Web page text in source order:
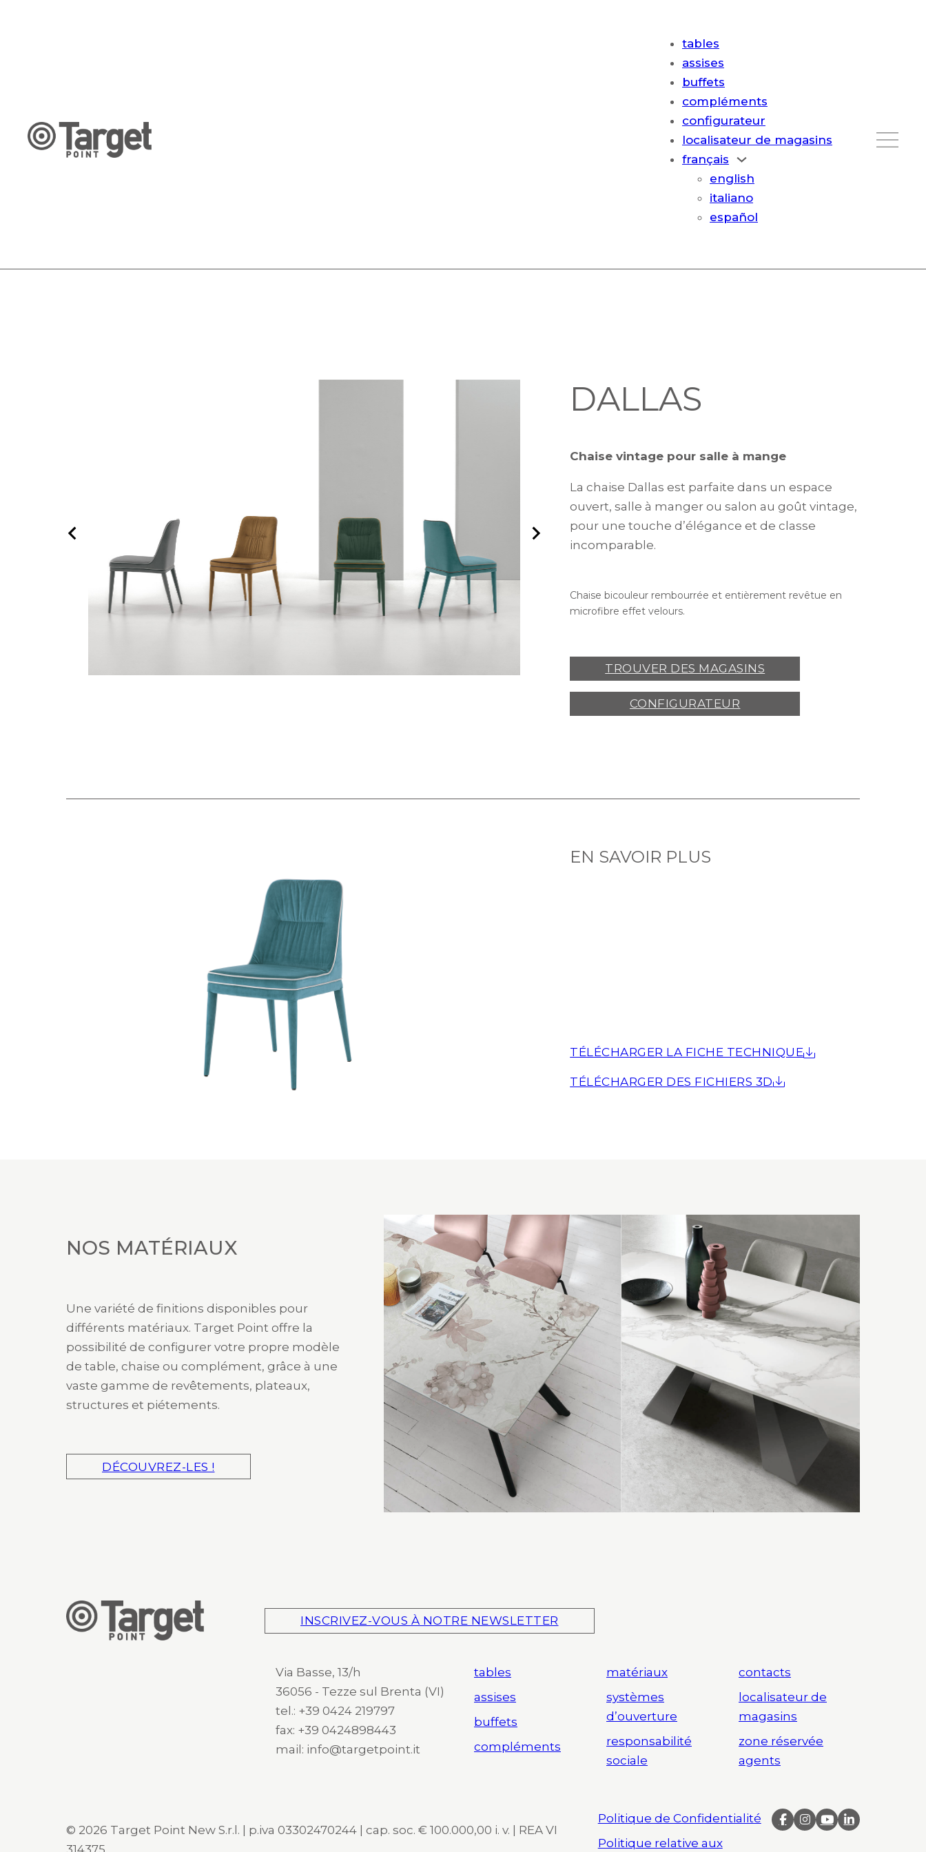
tables
assises
buffets
compléments
configurateur
localisateur de magasins
français
english
italiano
español
DALLAS
Chaise vintage pour salle à mange
La chaise Dallas est parfaite dans un espace
ouvert, salle à manger ou salon au goût vintage,
pour une touche d’élégance et de classe
incomparable.
Chaise bicouleur rembourrée et entièrement revêtue en
microfibre effet velours.
TROUVER DES MAGASINS
CONFIGURATEUR
EN SAVOIR PLUS
TÉLÉCHARGER LA FICHE TECHNIQUE
TÉLÉCHARGER DES FICHIERS 3D
NOS MATÉRIAUX
Une variété de finitions disponibles pour
différents matériaux. Target Point offre la
possibilité de configurer votre propre modèle
de table, chaise ou complément, grâce à une
vaste gamme de revêtements, plateaux,
structures et piétements.
DÉCOUVREZ-LES !
INSCRIVEZ-VOUS À NOTRE NEWSLETTER
Via Basse, 13/h
36056 - Tezze sul Brenta (VI)
tel.: +39 0424 219797
fax: +39 0424898443
mail: info@targetpoint.it
tables
assises
buffets
compléments
matériaux
systèmes
d’ouverture
responsabilité
sociale
contacts
localisateur de
magasins
zone réservée
agents
© 2026 Target Point New S.r.l. | p.iva 03302470244 | cap. soc. € 100.000,00 i. v. | REA VI
Politique de Confidentialité
Politique relative aux